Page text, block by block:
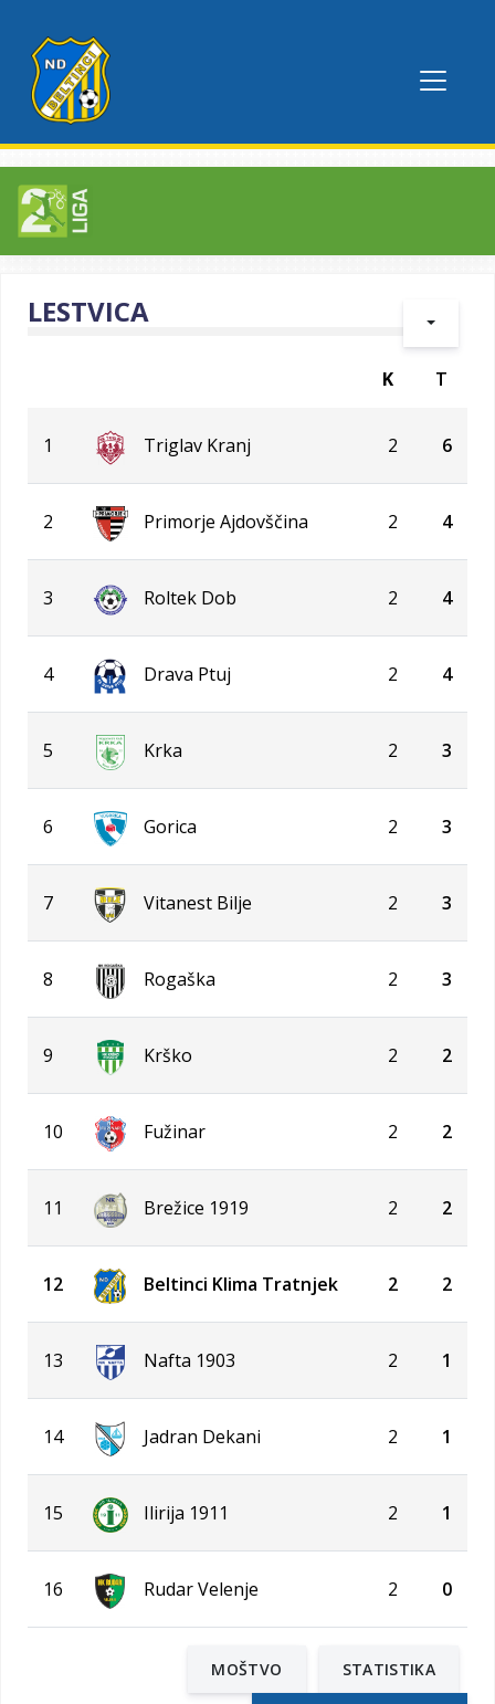
LESTVICA
K T
1 Triglav Kranj 2 6
2 Primorje Ajdovščina 2 4
3 Roltek Dob 2 4
4 Drava Ptuj 2 4
5 Krka 2 3
6 Gorica 2 3
7 Vitanest Bilje 2 3
8 Rogaška 2 3
9 Krško 2 2
10 Fužinar 2 2
11 Brežice 1919 2 2
12 Beltinci Klima Tratnjek 2 2
13 Nafta 1903 2 1
14 Jadran Dekani 2 1
15 Ilirija 1911 2 1
16 Rudar Velenje 2 0
MOŠTVO STATISTIKA